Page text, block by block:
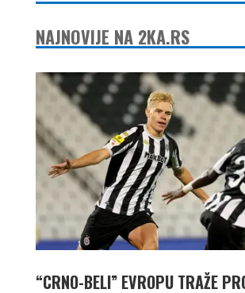
NAJNOVIJE NA 2KA.RS
“CRNO-BELI” EVROPU TRAŽE